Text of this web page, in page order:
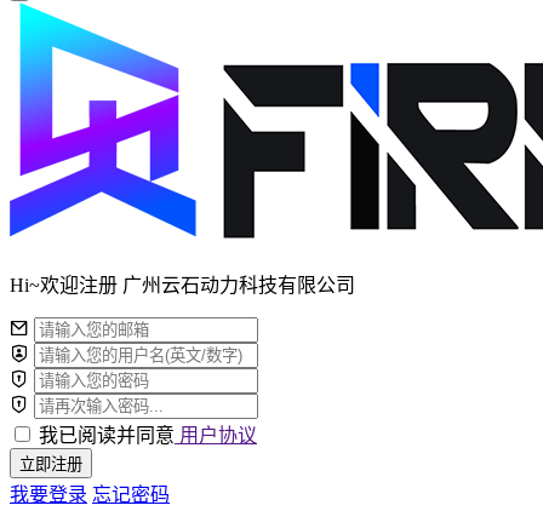
Hi~欢迎注册 广州云石动力科技有限公司
我已阅读并同意 用户协议
立即注册
我要登录 忘记密码